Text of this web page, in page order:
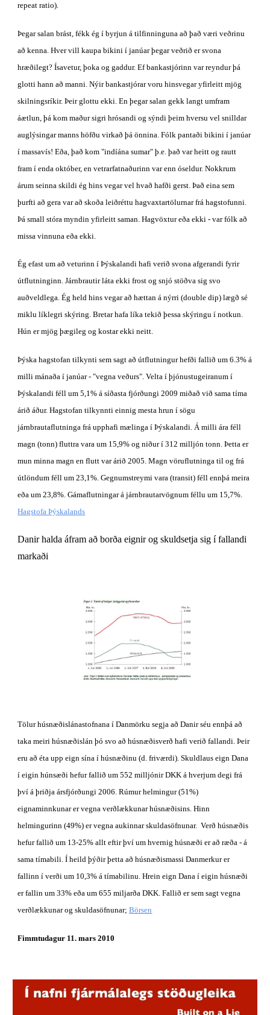
repeat ratio).
Þegar salan brást, fékk ég í byrjun á tilfinninguna að það væri veðrinu
að kenna. Hver vill kaupa bikini í janúar þegar veðrið er svona
hræðilegt? Ísavetur, þoka og gaddur. Ef bankastjórinn var reyndur þá
glotti hann að manni. Nýir bankastjórar voru hinsvegar yfirleitt mjög
skilningsríkir. Þeir glottu ekki. En þegar salan gekk langt umfram
áætlun, þá kom maður sigri hrósandi og sýndi þeim hversu vel snilldar
auglýsingar manns höfðu virkað þá önnina. Fólk pantaði bikini í janúar
í massavís! Eða, það kom "indíána sumar" þ.e. það var heitt og rautt
fram í enda október, en vetrarfatnaðurinn var enn óseldur. Nokkrum
árum seinna skildi ég hins vegar vel hvað hafði gerst. Það eina sem
þurfti að gera var að skoða leiðréttu hagvaxtartölurnar frá hagstofunni.
Þá small stóra myndin yfirleitt saman. Hagvöxtur eða ekki - var fólk að
missa vinnuna eða ekki.
Ég efast um að veturinn í Þýskalandi hafi verið svona afgerandi fyrir
útflutninginn. Járnbrautir láta ekki frost og snjó stöðva sig svo
auðveldlega. Ég held hins vegar að hættan á nýrri (double dip) lægð sé
miklu líklegri skýring. Bretar hafa líka tekið þessa skýringu í notkun.
Hún er mjög þægileg og kostar ekki neitt.
Þýska hagstofan tilkynti sem sagt að útflutningur hefði fallið um 6.3% á
milli mánaða í janúar - "vegna veðurs". Velta í þjónustugeiranum í
Þýskalandi féll um 5,1% á síðasta fjórðungi 2009 miðað við sama tíma
árið áður. Hagstofan tilkynnti einnig mesta hrun í sögu
járnbrautaflutninga frá upphafi mælinga í Þýskalandi. Á milli ára féll
magn (tonn) fluttra vara um 15,9% og niður í 312 milljón tonn. Þetta er
mun minna magn en flutt var árið 2005. Magn vöruflutninga til og frá
útlöndum féll um 23,1%. Gegnumstreymi vara (transit) féll ennþá meira
eða um 23,8%. Gámaflutningar á járnbrautarvögnum féllu um 15,7%.
Hagstofa Þýskalands
Danir halda áfram að borða eignir og skuldsetja sig í fallandi
markaði
Tölur húsnæðislánastofnana í Danmörku segja að Danir séu ennþá að
taka meiri húsnæðislán þó svo að húsnæðisverð hafi verið fallandi. Þeir
eru að éta upp eign sína í húsnæðinu (d. friværdi). Skuldlaus eign Dana
í eigin húnsæði hefur fallið um 552 milljónir DKK á hverjum degi frá
því á þriðja ársfjórðungi 2006. Rúmur helmingur (51%)
eignaminnkunar er vegna verðlækkunar húsnæðisins. Hinn
helmingurinn (49%) er vegna aukinnar skuldasöfnunar.  Verð húsnæðis
hefur fallið um 13-25% allt eftir því um hvernig húsnæði er að ræða - á
sama tímabili. Í heild þýðir þetta að húsnæðismassi Danmerkur er
fallinn í verði um 10,3% á tímabilinu. Hrein eign Dana í eigin húsnæði
er fallin um 33% eða um 655 miljarða DKK. Fallið er sem sagt vegna
verðlækkunar og skuldasöfnunar; Börsen
Fimmtudagur 11. mars 2010